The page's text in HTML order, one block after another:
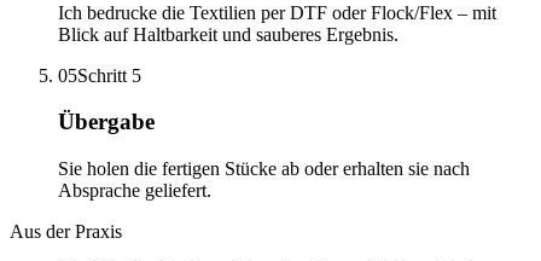
Ich bedrucke die Textilien per DTF oder Flock/Flex – mit
Blick auf Haltbarkeit und sauberes Ergebnis.
05Schritt 5
Übergabe
Sie holen die fertigen Stücke ab oder erhalten sie nach
Absprache geliefert.
Aus der Praxis